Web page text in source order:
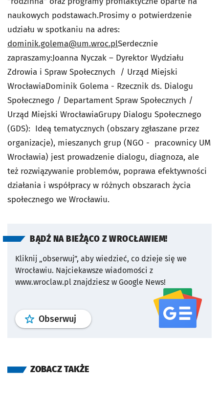
naukowych podstawach.Prosimy o potwierdzenie
udziału w spotkaniu na adres:
dominik.golema@um.wroc.plSerdecznie
zapraszamy:Joanna Nyczak – Dyrektor Wydziału
Zdrowia i Spraw Społecznych / Urząd Miejski
WrocławiaDominik Golema - Rzecznik ds. Dialogu
Społecznego / Departament Spraw Społecznych /
Urząd Miejski WrocławiaGrupy Dialogu Społecznego
(GDS): Ideą tematycznych (obszary zgłaszane przez
organizacje), mieszanych grup (NGO - pracownicy UM
Wrocławia) jest prowadzenie dialogu, diagnoza, ale
też rozwiązywanie problemów, poprawa efektywności
działania i współpracy w różnych obszarach życia
społecznego we Wrocławiu.
BĄDŹ NA BIEŻĄCO Z WROCŁAWIEM!
Kliknij „obserwuj”, aby wiedzieć, co dzieje się we
Wrocławiu. Najciekawsze wiadomości z
www.wroclaw.pl znajdziesz w Google News!
Obserwuj profil serwisu
ZOBACZ TAKŻE